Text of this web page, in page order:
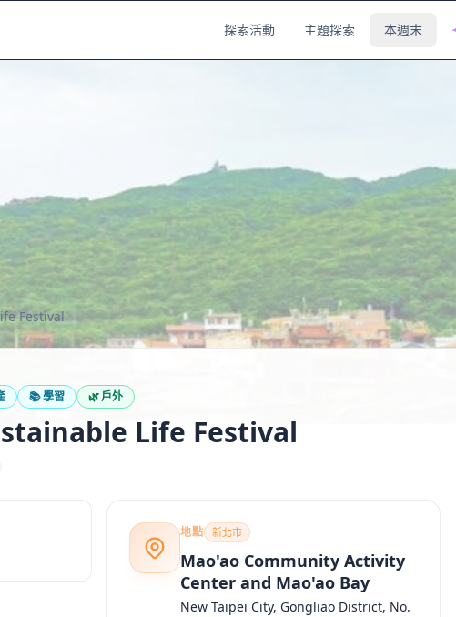
探索活動 主題探索 本週末
Festival
📚學習 🌿戶外
Life Festival
地點 新北市
Mao'ao Community Activity
Center and Mao'ao Bay
New Taipei City, Gongliao District, No.